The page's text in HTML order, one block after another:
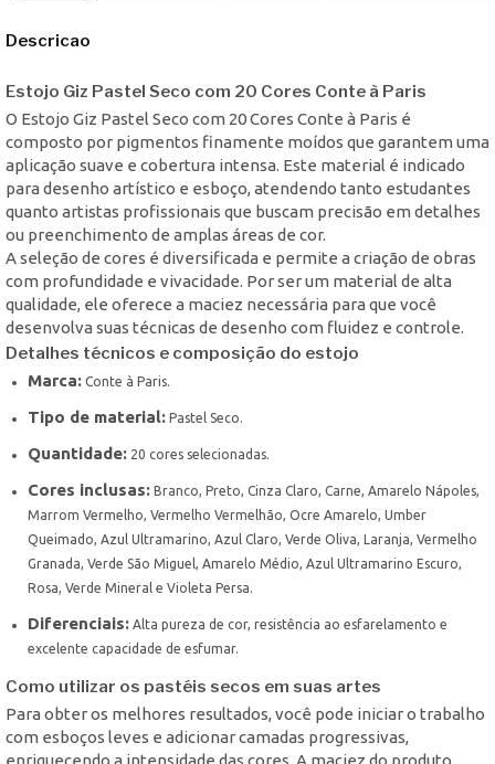
Descricao
Estojo Giz Pastel Seco com 20 Cores Conte à Paris
O Estojo Giz Pastel Seco com 20 Cores Conte à Paris é
composto por pigmentos finamente moídos que garantem uma
aplicação suave e cobertura intensa. Este material é indicado
para desenho artístico e esboço, atendendo tanto estudantes
quanto artistas profissionais que buscam precisão em detalhes
ou preenchimento de amplas áreas de cor.
A seleção de cores é diversificada e permite a criação de obras
com profundidade e vivacidade. Por ser um material de alta
qualidade, ele oferece a maciez necessária para que você
desenvolva suas técnicas de desenho com fluidez e controle.
Detalhes técnicos e composição do estojo
Marca: Conte à Paris.
Tipo de material: Pastel Seco.
Quantidade: 20 cores selecionadas.
Cores inclusas: Branco, Preto, Cinza Claro, Carne, Amarelo Nápoles,
Marrom Vermelho, Vermelho Vermelhão, Ocre Amarelo, Umber
Queimado, Azul Ultramarino, Azul Claro, Verde Oliva, Laranja, Vermelho
Granada, Verde São Miguel, Amarelo Médio, Azul Ultramarino Escuro,
Rosa, Verde Mineral e Violeta Persa.
Diferenciais: Alta pureza de cor, resistência ao esfarelamento e
excelente capacidade de esfumar.
Como utilizar os pastéis secos em suas artes
Para obter os melhores resultados, você pode iniciar o trabalho
com esboços leves e adicionar camadas progressivas,
enriquecendo a intensidade das cores. A maciez do produto